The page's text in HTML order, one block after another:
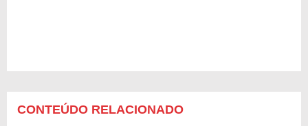
CONTEÚDO RELACIONADO